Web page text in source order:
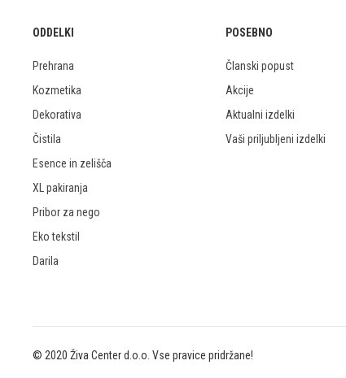
ODDELKI
Prehrana
Kozmetika
Dekorativa
Čistila
Esence in zelišča
XL pakiranja
Pribor za nego
Eko tekstil
Darila
POSEBNO
Članski popust
Akcije
Aktualni izdelki
Vaši priljubljeni izdelki
© 2020 Živa Center d.o.o. Vse pravice pridržane!